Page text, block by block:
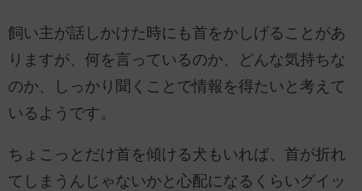
飼い主が話しかけた時にも首をかしげることがあ
りますが、何を言っているのか、どんな気持ちな
のか、しっかり聞くことで情報を得たいと考えて
いるようです。
ちょこっとだけ首を傾ける犬もいれば、首が折れ
てしまうんじゃないかと心配になるくらいグイッ